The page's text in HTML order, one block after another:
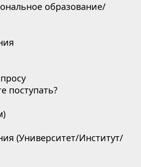
образование/
поступать?
(Университет/Институт/